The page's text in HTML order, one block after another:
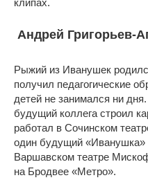
Андрей Григорьев-
Рыжий из Иванушек
получил педагогические
детей не занимался ни
будущий коллега строил
работал в Сочинском
один будущий
Варшавском театре
на Бродвее «Метро».